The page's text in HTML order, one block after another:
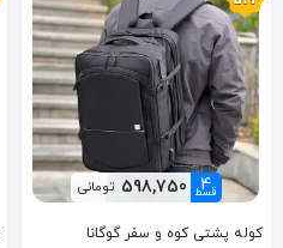
4
قسط 598,750 تومانی
کوله پشتی کوه و سفر گوگانا